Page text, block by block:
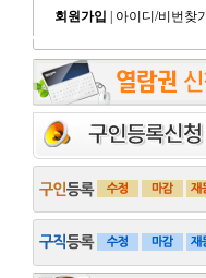
회원가입 아이디/비번찾기